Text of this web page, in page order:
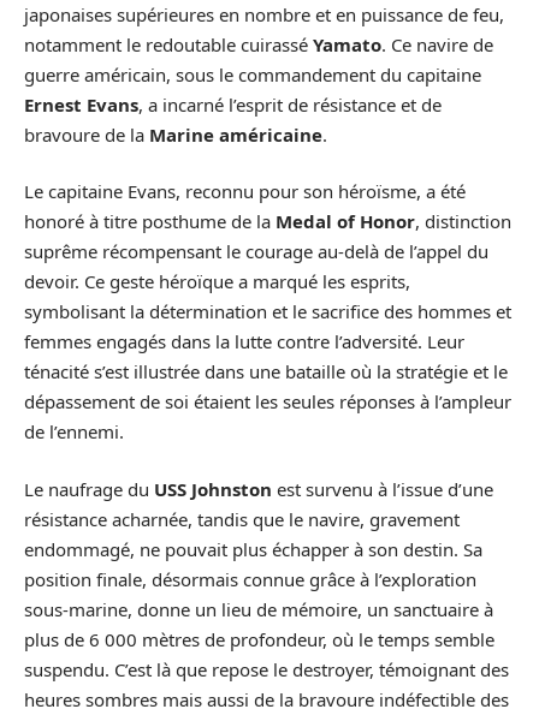
japonaises supérieures en nombre et en puissance de feu,
notamment le redoutable cuirassé Yamato. Ce navire de
guerre américain, sous le commandement du capitaine
Ernest Evans, a incarné l’esprit de résistance et de
bravoure de la Marine américaine.
Le capitaine Evans, reconnu pour son héroïsme, a été
honoré à titre posthume de la Medal of Honor, distinction
suprême récompensant le courage au-delà de l’appel du
devoir. Ce geste héroïque a marqué les esprits,
symbolisant la détermination et le sacrifice des hommes et
femmes engagés dans la lutte contre l’adversité. Leur
ténacité s’est illustrée dans une bataille où la stratégie et le
dépassement de soi étaient les seules réponses à l’ampleur
de l’ennemi.
Le naufrage du USS Johnston est survenu à l’issue d’une
résistance acharnée, tandis que le navire, gravement
endommagé, ne pouvait plus échapper à son destin. Sa
position finale, désormais connue grâce à l’exploration
sous-marine, donne un lieu de mémoire, un sanctuaire à
plus de 6 000 mètres de profondeur, où le temps semble
suspendu. C’est là que repose le destroyer, témoignant des
heures sombres mais aussi de la bravoure indéfectible des